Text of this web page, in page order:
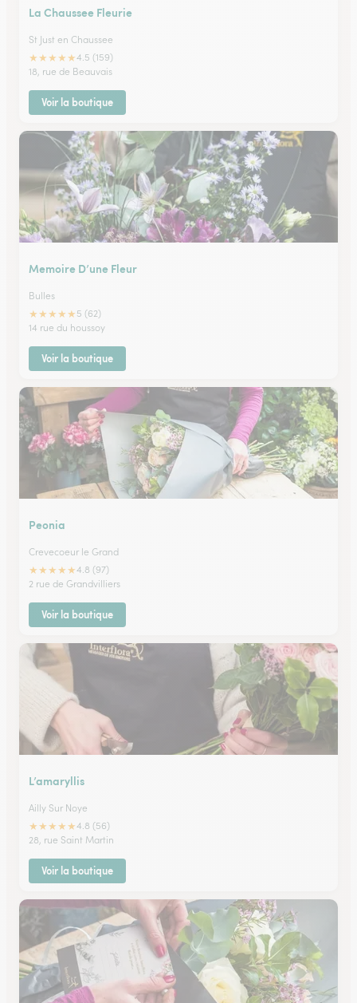
La Chaussee Fleurie
St Just en Chaussee
★★★★★4.5 (159)
18, rue de Beauvais
Voir la boutique
Memoire D’une Fleur
Bulles
★★★★★ 5 (62)
14 rue du houssoy
Voir la boutique
Peonia
Crevecoeur le Grand
★★★★★4.8 (97)
2 rue de Grandvilliers
Voir la boutique
L’amaryllis
Ailly Sur Noye
★★★★★4.8 (56)
28, rue Saint Martin
Voir la boutique